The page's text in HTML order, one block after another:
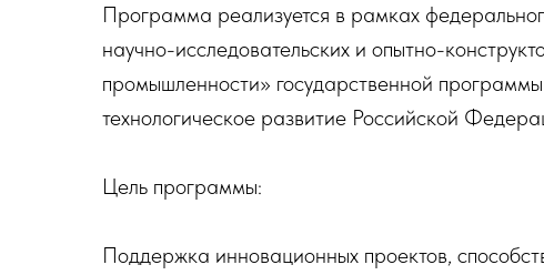
Программа реализуется в рамках
научно-исследовательских и опытно-
промышленности» государственной
технологическое развитие Российской
Цель программы:
Поддержка инновационных проектов,